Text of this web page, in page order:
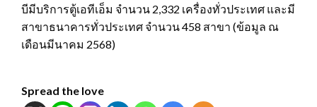
บีมีบริการตู้เอทีเอ็ม จำนวน 2,332 เครื่องทั่วประเทศ และมี
สาขาธนาคารทั่วประเทศ จำนวน 458 สาขา (ข้อมูล ณ
เดือนมีนาคม 2568)
Spread the love